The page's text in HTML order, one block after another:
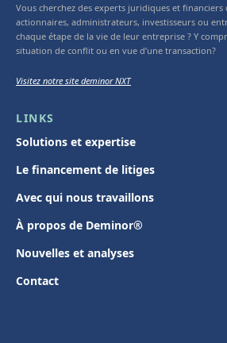
Vous cherchez des experts juridiques et financiers
actionnaires, administrateurs, investisseurs ou
chaque étape de la vie de leur entreprise ? Y
situation de conflit ou en vue d’une transaction?
Visitez notre site deminor NXT
LINKS
Solutions et expertise
Le financement de litiges
Avec qui nous travaillons
À propos de Deminor®
Nouvelles et analyses
Contact